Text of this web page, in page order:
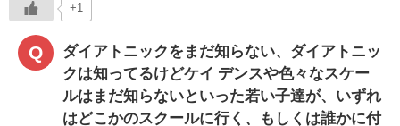
+1
ダイアトニックをまだ知らない、ダイアトニッ
クは知ってるけどケイ デンスや色々なスケー
ルはまだ知らないといった若い子達が、いずれ
はどこかのスクールに行く、もしくは誰かに付